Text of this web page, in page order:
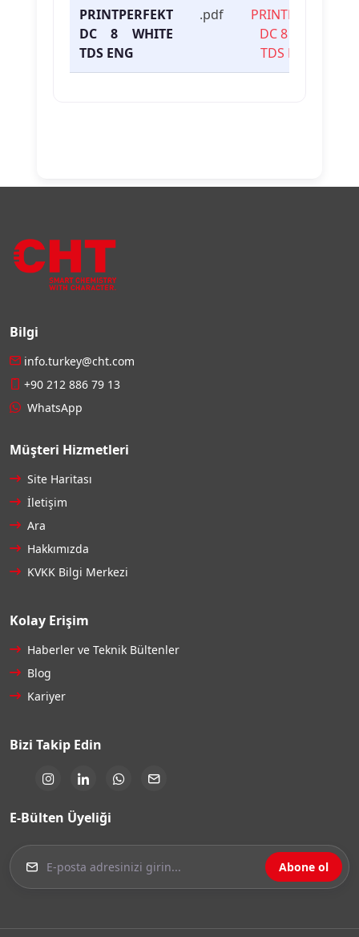
PRINTPERFEKT
DC 8 WHITE
TDS ENG
.pdf
PRINTPERFEKT
DC 8 WHITE
TDS ENG
Bilgi
info.turkey@cht.com
+90 212 886 79 13
WhatsApp
Müşteri Hizmetleri
Site Haritası
İletişim
Ara
Hakkımızda
KVKK Bilgi Merkezi
Kolay Erişim
Haberler ve Teknik Bültenler
Blog
Kariyer
Bizi Takip Edin
E-Bülten Üyeliği
Abone ol